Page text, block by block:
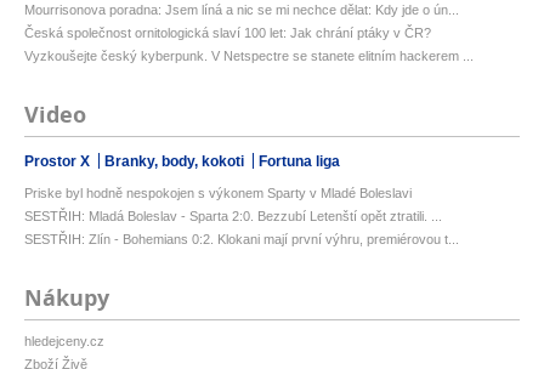
Mourrisonova poradna: Jsem líná a nic se mi nechce dělat: Kdy jde o ún...
Česká společnost ornitologická slaví 100 let: Jak chrání ptáky v ČR?
Vyzkoušejte český kyberpunk. V Netspectre se stanete elitním hackerem ...
Video
Prostor X Branky, body, kokoti Fortuna liga
Priske byl hodně nespokojen s výkonem Sparty v Mladé Boleslavi
SESTŘIH: Mladá Boleslav - Sparta 2:0. Bezzubí Letenští opět ztratili. ...
SESTŘIH: Zlín - Bohemians 0:2. Klokani mají první výhru, premiérovou t...
Nákupy
hledejceny.cz
Zboží Živě